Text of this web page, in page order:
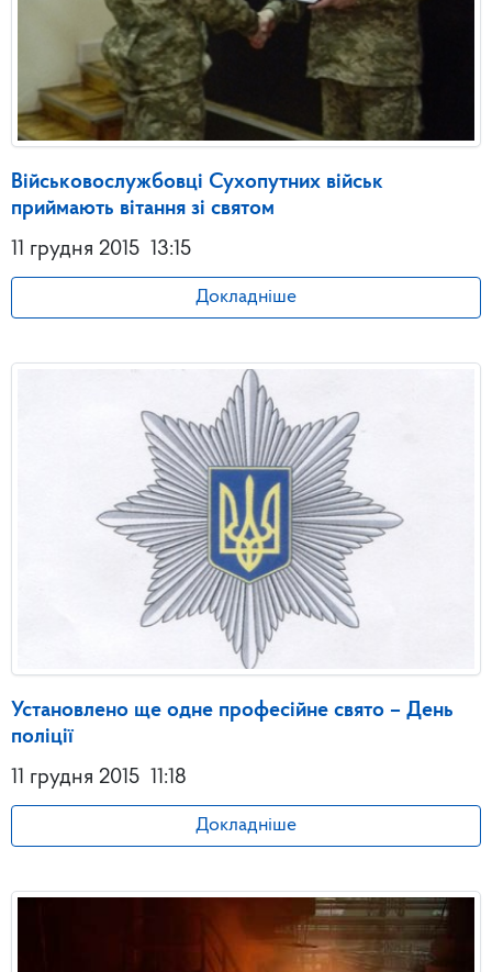
Військовослужбовці Сухопутних військ
приймають вітання зі святом
11 грудня 2015 13:15
Докладніше
Установлено ще одне професійне свято – День
поліції
11 грудня 2015 11:18
Докладніше